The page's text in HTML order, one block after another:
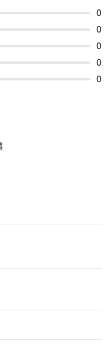
0
0
0
0
0